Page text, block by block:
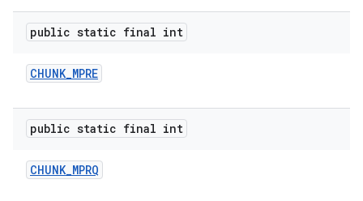
public static final int
CHUNK_MPRE
public static final int
CHUNK_MPRQ